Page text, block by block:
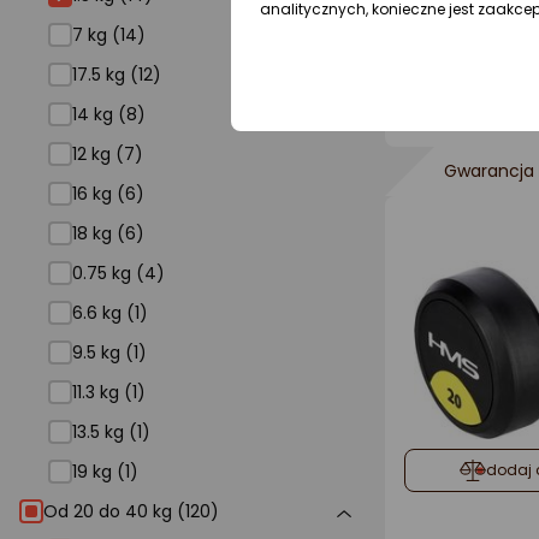
7 kg (14)
17.5 kg (12)
14 kg (8)
12 kg (7)
16 kg (6)
18 kg (6)
0.75 kg (4)
6.6 kg (1)
9.5 kg (1)
11.3 kg (1)
13.5 kg (1)
19 kg (1)
Od 20 do 40 kg (120)
Gwarancja
dodaj
analitycznych, konieczne jest